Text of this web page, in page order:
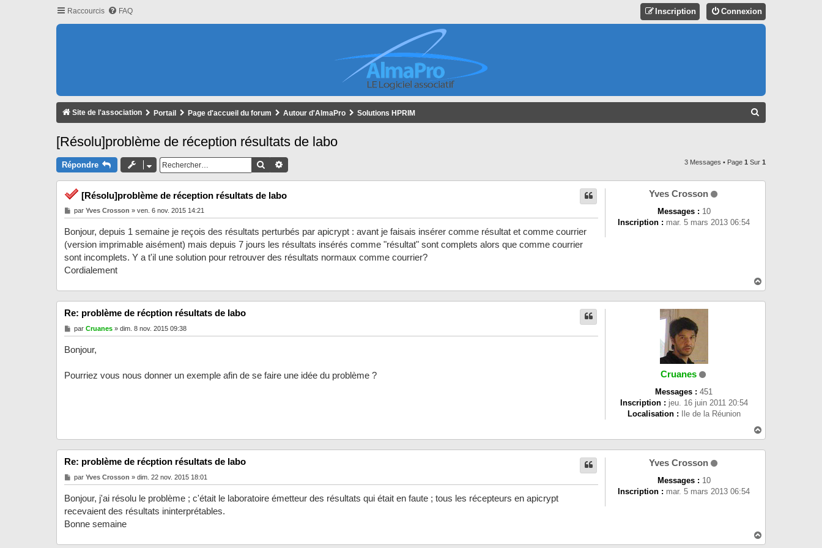
Raccourcis FAQ Connexion
Inscription
Site de l'association Portail Page d'accueil du forum Autour d'AlmaPro Solutions HPRIM
H
[Résolu]problème de réception résultats de labo
Répondre Rechercher 3 Messages • Page 1 Sur 1
Yves Crosson
Messages : 10
Inscription : mar. 5 mars 2013 06:54
[Résolu]problème de réception résultats de labo
M
e
s
a
g
e
par Yves Crosson » ven. 6 nov. 2015 14:21
Bonjour, depuis 1 semaine je reçois des résultats perturbés par apicrypt : avant je faisais insérer comme résultat et comme courrier
(version imprimable aisément) mais depuis 7 jours les résultats insérés comme "résultat" sont complets alors que comme courrier
sont incomplets. Y a t'il une solution pour retrouver des résultats normaux comme courrier?
Cordialement
a
Cruanes
Messages : 451
Inscription : jeu. 16 juin 2011 20:54
Localisation : Ile de la Réunion
Re: problème de récption résultats de labo
M
e
s
e
par Cruanes» dim. 8 nov. 2015 09:38
Bonjour,
Pourriez vous nous donner un exemple afin de se faire une idée du problème ?
a
Yves Crosson
Messages : 10
Inscription : mar. 5 mars 2013 06:54
Re: problème de récption résultats de labo
M
e
s
a
g
e
par Yves Crosson » dim. 22 nov. 2015 18:01
Bonjour, j'ai résolu le problème ; c'était le laboratoire émetteur des résultats qui était en faute ; tous les récepteurs en apicrypt
recevaient des résultats ininterprétables.
Bonne semaine
a